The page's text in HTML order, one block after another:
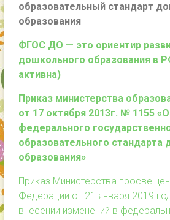
образовательный стандарт
образования
ФГОС ДО — это ориентир
дошкольного образования в
активна)
Приказ министерства
от 17 октября 2013г. № 1155
федерального
образовательного стандарта
образования»
Приказ Министерства
Федерации от 21 января 2019
внесении изменений в